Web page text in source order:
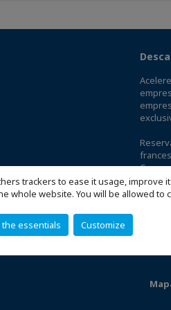
trackers to ease it usage,
whole website. You will be allowed
the essentials Customize